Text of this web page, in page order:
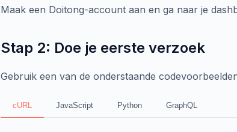
Maak een Doitong-account aan en ga naar je
Stap 2: Doe je eerste verzoek
Gebruik een van de onderstaande
cURL JavaScript Python GraphQL